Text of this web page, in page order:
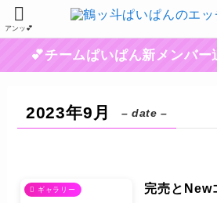
アンッ💕
💕チームぱいぱん新メンバー
2023年9月 – date –
ギャラリー 完売とNew